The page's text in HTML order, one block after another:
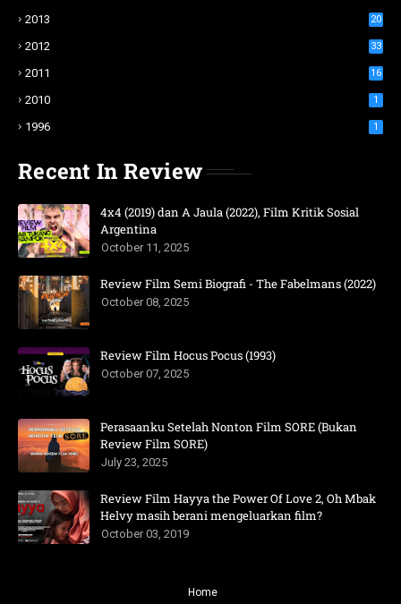
2013 20
2012 33
2011 16
2010 1
1996 1
Recent In Review
4x4 (2019) dan A Jaula (2022), Film Kritik Sosial
Argentina
October 11, 2025
Review Film Semi Biografi - The Fabelmans (2022)
October 08, 2025
Review Film Hocus Pocus (1993)
October 07, 2025
Perasaanku Setelah Nonton Film SORE (Bukan
Review Film SORE)
July 23, 2025
Review Film Hayya the Power Of Love 2, Oh Mbak
Helvy masih berani mengeluarkan film?
October 03, 2019
Home